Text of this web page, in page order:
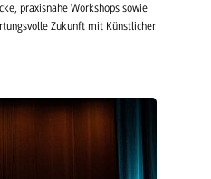
praxisnahe Workshops sowie
Zukunft mit Künstlicher